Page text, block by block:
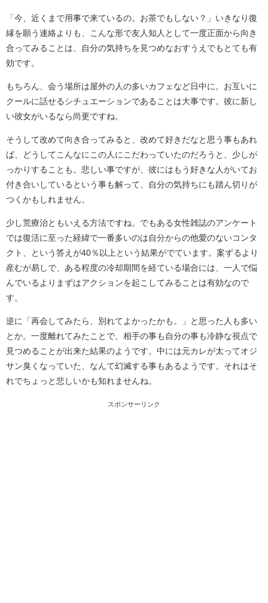
「今、近くまで用事で来ているの。お茶でもしない？」いきなり復
縁を願う連絡よりも、こんな形で友人知人として一度正面から向き
合ってみることは、自分の気持ちを見つめなおすうえでもとても有
効です。
もちろん、会う場所は屋外の人の多いカフェなど日中に。お互いに
クールに話せるシチュエーションであることは大事です。彼に新し
い彼女がいるなら尚更ですね。
そうして改めて向き合ってみると、改めて好きだなと思う事もあれ
ば、どうしてこんなにこの人にこだわっていたのだろうと、少しが
っかりすることも。悲しい事ですが、彼にはもう好きな人がいてお
付き合いしているという事も解って、自分の気持ちにも踏ん切りが
つくかもしれません。
少し荒療治ともいえる方法ですね。でもある女性雑誌のアンケート
では復活に至った経緯で一番多いのは自分からの他愛のないコンタ
クト、という答えが40％以上という結果がでています。案ずるより
産むが易しで、ある程度の冷却期間を経ている場合には、一人で悩
んでいるよりまずはアクションを起こしてみることは有効なので
す。
逆に「再会してみたら、別れてよかったかも。」と思った人も多い
とか。一度離れてみたことで、相手の事も自分の事も冷静な視点で
見つめることが出来た結果のようです。中には元カレが太ってオジ
サン臭くなっていた、なんて幻滅する事もあるようです。それはそ
れでちょっと悲しいかも知れませんね。
スポンサーリンク